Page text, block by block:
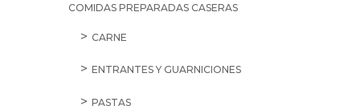
COMIDAS PREPARADAS CASERAS
CARNE
ENTRANTES Y GUARNICIONES
PASTAS